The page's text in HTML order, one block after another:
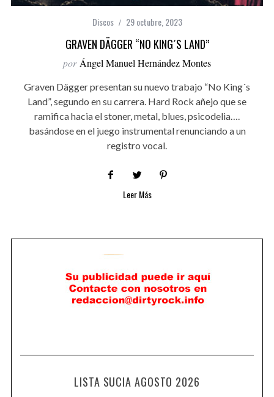
Discos 29 octubre, 2023
GRAVEN DÄGGER “NO KING´S LAND”
por Ángel Manuel Hernández Montes
Graven Dägger presentan su nuevo trabajo “No King´s
Land”, segundo en su carrera. Hard Rock añejo que se
ramifica hacia el stoner, metal, blues, psicodelia….
basándose en el juego instrumental renunciando a un
registro vocal.
Leer Más
LISTA SUCIA AGOSTO 2026